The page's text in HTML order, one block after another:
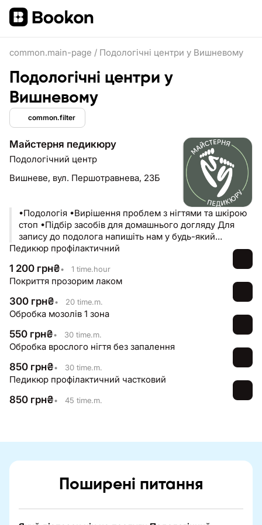
common.main-page / Подологічні центри у Вишневому
Подологічні центри у
Вишневому
common.filter
Майстерня педикюру
Подологічний центр
Вишневе, вул. Першотравнева, 23Б
•Подологія •Вирішення проблем з нігтями та шкірою
стоп •Підбір засобів для домашнього догляду Для
запису до подолога напишіть нам у будь-який
месенджер і ми Вам зателефонуємо
Педикюр профілактичний
1 200 грн₴• 1 time.hour
Покриття прозорим лаком
300 грн₴• 20 time.m.
Обробка мозолів 1 зона
550 грн₴• 30 time.m.
Обробка врослого нігтя без запалення
850 грн₴• 30 time.m.
Педикюр профілактичний частковий
850 грн₴• 45 time.m.
Поширені питання